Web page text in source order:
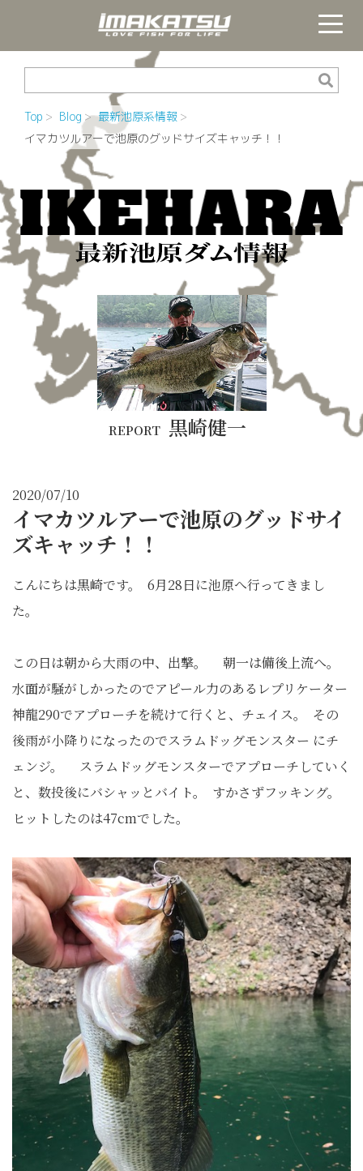
Top Blog
最新池原系情報
イマカツルアーで池原のグッドサイズキャッチ！！
REPORT 黒崎健一
2020/07/10
イマカツルアーで池原のグッドサイ
ズキャッチ！！
こんにちは黒崎です。
6月28日に池原へ行ってきまし
た。
この日は朝から大雨の中、出撃。
朝一は備後上流へ。
水面が騒がしかったのでアピール力のあるレプリケーター
神龍290でアプローチを続けて行くと、チェイス。
その
後雨が小降りになったのでスラムドッグモンスター にチ
ェンジ。
スラムドッグモンスターでアプローチしていく
と、数投後にバシャッとバイト。
すかさずフッキング。
ヒットしたのは47cmでした。